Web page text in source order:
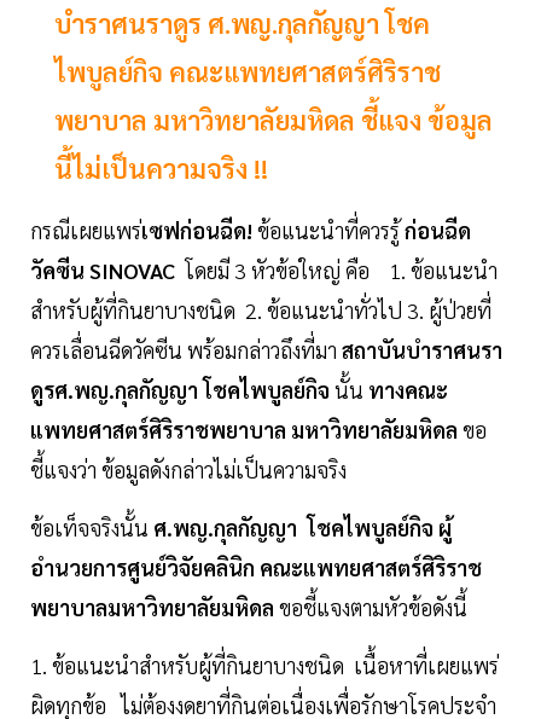
บำราศนราดูร ศ.พญ.กุลกัญญา โชค
ไพบูลย์กิจ คณะแพทยศาสตร์ศิริราช
พยาบาล มหาวิทยาลัยมหิดล ชี้แจง ข้อมูล
นี้ไม่เป็นความจริง !!
กรณีเผยแพร่เซฟก่อนฉีด! ข้อแนะนำที่ควรรู้ก่อนฉีด
วัคซีน SINOVACโดยมี 3 หัวข้อใหญ่ คือ 1. ข้อแนะนำ
สำหรับผู้ที่กินยาบางชนิด 2. ข้อแนะนำทั่วไป 3. ผู้ป่วยที่
ควรเลื่อนฉีดวัคซีน พร้อมกล่าวถึงที่มา สถาบันบำราศนรา
ดูรศ.พญ.กุลกัญญา โชคไพบูลย์กิจ นั้น ทางคณะ
แพทยศาสตร์ศิริราชพยาบาล มหาวิทยาลัยมหิดล ขอ
ชี้แจงว่า ข้อมูลดังกล่าวไม่เป็นความจริง
ข้อเท็จจริงนั้น ศ.พญ.กุลกัญญา โชคไพบูลย์กิจ ผู้
อำนวยการศูนย์วิจัยคลินิก คณะแพทยศาสตร์ศิริราช
พยาบาลมหาวิทยาลัยมหิดล ขอชี้แจงตามหัวข้อดังนี้
1. ข้อแนะนำสำหรับผู้ที่กินยาบางชนิด เนื้อหาที่เผยแพร่
ผิดทุกข้อ ไม่ต้องงดยาที่กินต่อเนื่องเพื่อรักษาโรคประจำ